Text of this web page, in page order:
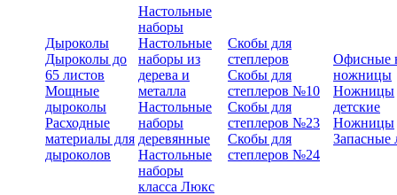
Дыроколы
Дыроколы до
65 листов
Мощные
дыроколы
Расходные
материалы для
дыроколов
Настольные
наборы
Настольные
наборы из
дерева и
металла
Настольные
наборы
деревянные
Настольные
наборы
класса Люкс
Скобы для
степлеров
Скобы для
степлеров №10
Скобы для
степлеров №23
Скобы для
степлеров №24
Офисные
ножницы
Ножницы
детские
Ножницы
Запасные